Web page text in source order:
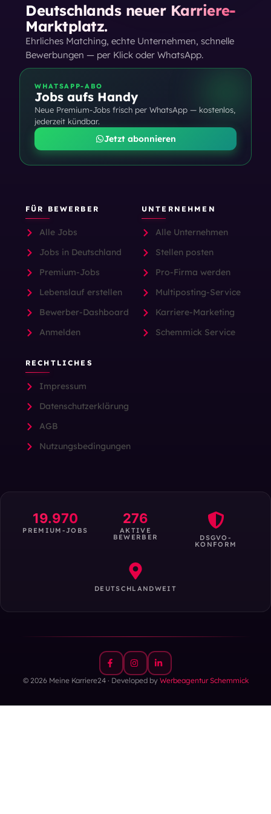
Deutschlands neuer Karriere-
Marktplatz.
Ehrliches Matching, echte Unternehmen, schnelle
Bewerbungen — per Klick oder WhatsApp.
WHATSAPP-ABO
Jobs aufs Handy
Neue Premium-Jobs frisch per WhatsApp — kostenlos,
jederzeit kündbar.
Jetzt abonnieren
FÜR BEWERBER
Alle Jobs
Jobs in Deutschland
Premium-Jobs
Lebenslauf erstellen
Bewerber-Dashboard
Anmelden
UNTERNEHMEN
Alle Unternehmen
Stellen posten
Pro-Firma werden
Multiposting-Service
Karriere-Marketing
Schemmick Service
RECHTLICHES
Impressum
Datenschutzerklärung
AGB
Nutzungsbedingungen
19.970
PREMIUM-JOBS
276
AKTIVE
BEWERBER DSGVO-
KONFORM
DEUTSCHLANDWEIT
© 2026 Meine Karriere24 · Developed by Werbeagentur Schemmick